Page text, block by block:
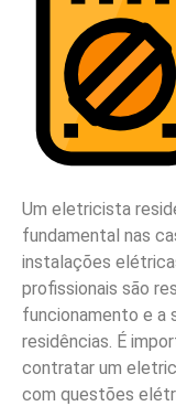
Um eletricista
fundamental nas
instalações
profissionais são
funcionamento e a
residências. É
contratar um
com questões